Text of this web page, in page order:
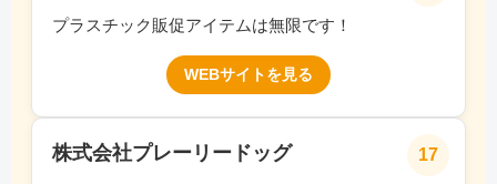
プラスチック販促アイテムは無限です！
WEBサイトを見る
17
株式会社プレーリードッグ